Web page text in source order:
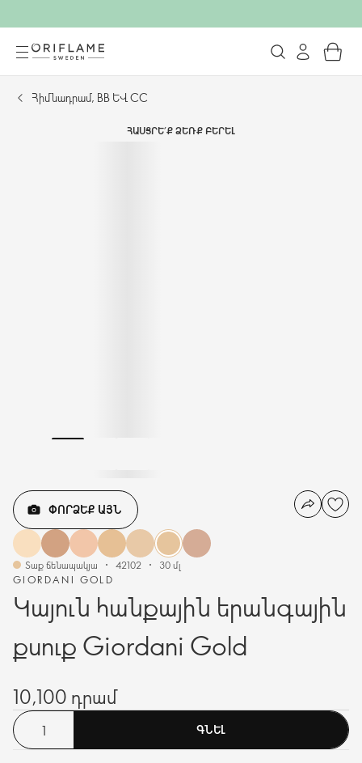
Հիմնադրամ, BB և CC
ՀԱՍՑՐԵ՛Ք ՁԵՌՔ ԲԵՐԵԼ
GIORDANI GOLD
Կայուն հանքային երանգային
քսուք Giordani Gold
ՓՈՐՁԵՔ ԱՅՆ
Տաք ճենապակյա 42102 30 մլ
10,100 դրամ
ԳՆԵԼ